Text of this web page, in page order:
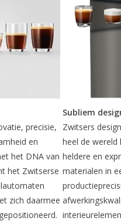
precisie,
en
het DNA van
het Zwitserse
zich daarmee
Subliem
Zwitsers
heel de wereld
heldere en
materialen in